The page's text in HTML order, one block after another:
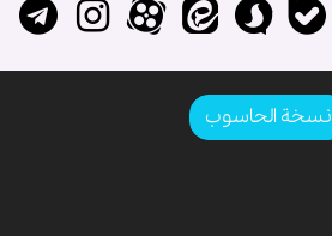
نسخة الحاسوب